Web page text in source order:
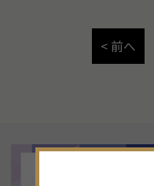
< 前へ